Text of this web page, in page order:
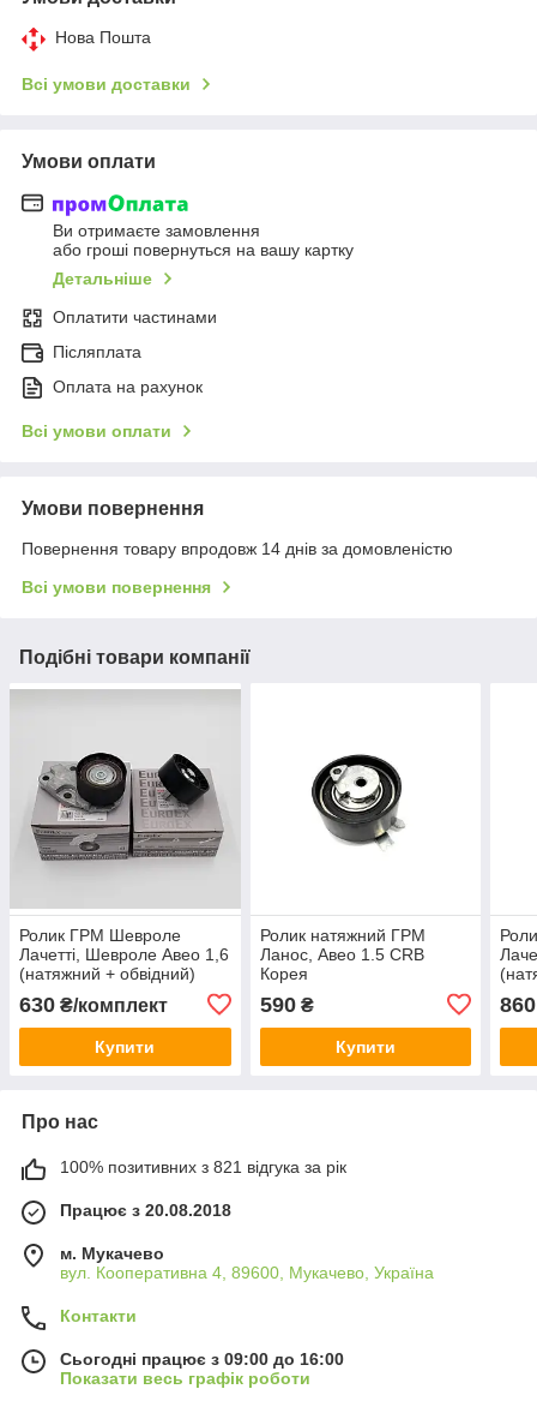
Нова Пошта
Всі умови доставки
Умови оплати
Ви отримаєте замовлення
або гроші повернуться на вашу картку
Детальніше
Оплатити частинами
Післяплата
Оплата на рахунок
Всі умови оплати
Умови повернення
Повернення товару впродовж 14 днів за домовленістю
Всі умови повернення
Подібні товари компанії
Ролик ГРМ Шевроле
Лачетті, Шевроле Авео 1,6
(натяжний + обвідний)
630 ₴/комплект
Купити
Ролик натяжний ГРМ
Ланос, Авео 1.5 CRB
Корея
590₴
Купити
860
Про нас
100% позитивних з 821 відгука за рік
Працює з 20.08.2018
м. Мукачево
вул. Кооперативна 4, 89600, Мукачево, Україна
Контакти
Сьогодні працює з 09:00 до 16:00
Показати весь графік роботи